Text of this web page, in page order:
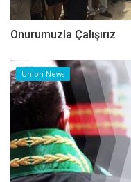
Onurumuzla Çalışırız
Union News